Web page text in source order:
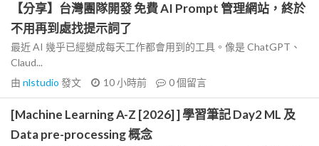
【分享】台灣團隊開發 免費 AI Prompt 管理網站，終於
不用再到處找提示詞了
最近 AI 幾乎已經變成每天工作都會用到的工具。像是 ChatGPT、
Claud...
由 nlstudio 發文 10 小時前 0個留言
[Machine Learning A-Z [2026] ] 學習筆記 Day2 ML 及
Data pre-processing 概念